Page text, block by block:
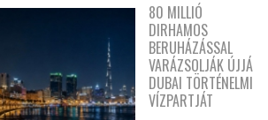
80 MILLIÓ
DIRHAMOS
BERUHÁZÁSSAL
VARÁZSOLJÁK ÚJJÁ
DUBAI TÖRTÉNELMI
VÍZPARTJÁT